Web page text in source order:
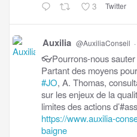
3 Twitter
Auxilia @AuxiliaConseil ·
👓Pourrons-nous
Partant des moyens pour
#JO, A. Thomas,
sur les enjeux de la
limites des actions
https://www.auxilia-
baigne